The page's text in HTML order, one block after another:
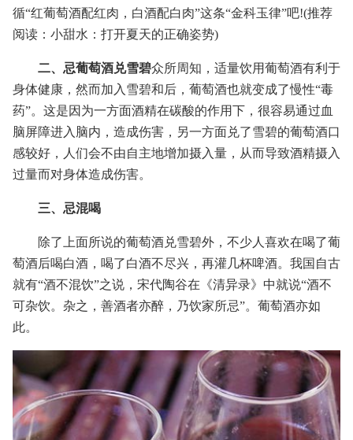
循“红葡萄酒配红肉，白酒配白肉”这条“金科玉律”吧!(推荐
阅读：小甜水：打开夏天的正确姿势)
二、忌葡萄酒兑雪碧众所周知，适量饮用葡萄酒有利于
身体健康，然而加入雪碧和后，葡萄酒也就变成了慢性“毒
药”。这是因为一方面酒精在碳酸的作用下，很容易通过血
脑屏障进入脑内，造成伤害，另一方面兑了雪碧的葡萄酒口
感较好，人们会不由自主地增加摄入量，从而导致酒精摄入
过量而对身体造成伤害。
三、忌混喝
除了上面所说的葡萄酒兑雪碧外，不少人喜欢在喝了葡
萄酒后喝白酒，喝了白酒不尽兴，再灌几杯啤酒。我国自古
就有“酒不混饮”之说，宋代陶谷在《清异录》中就说“酒不
可杂饮。杂之，善酒者亦醉，乃饮家所忌”。葡萄酒亦如
此。